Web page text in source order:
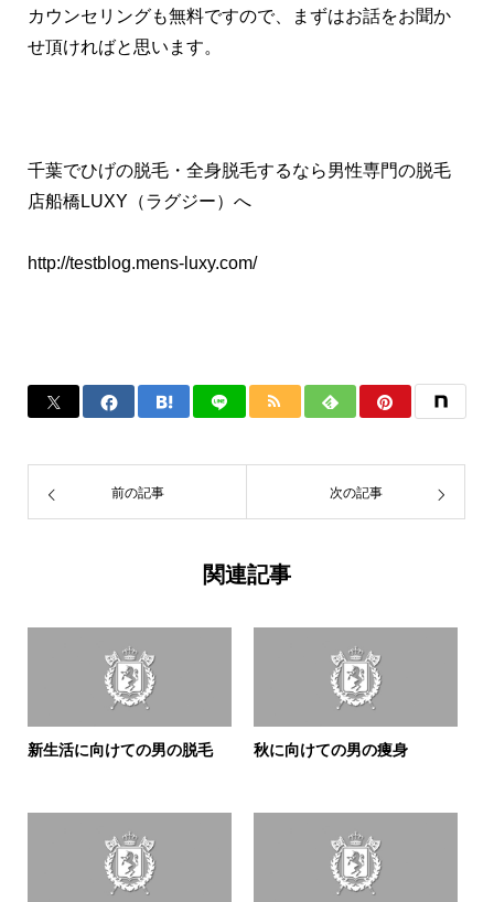
カウンセリングも無料ですので、まずはお話をお聞か
せ頂ければと思います。
千葉でひげの脱毛・全身脱毛するなら男性専門の脱毛
店船橋LUXY（ラグジー）へ
http://testblog.mens-luxy.com/
前の記事 次の記事
関連記事
新生活に向けての男の脱毛 秋に向けての男の痩身